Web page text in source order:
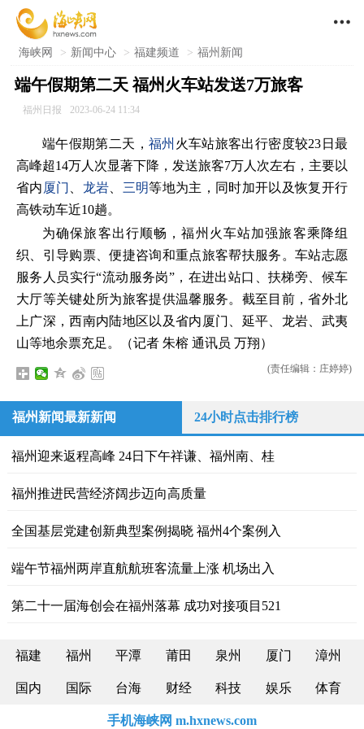

海峡网 > 新闻中心 > 福建频道 > 福州新闻
端午假期第二天 福州火车站发送7万旅客
福州日报 2023-06-24 11:34
端午假期第二天， 福州 火车站旅客出行密度较23日最
高峰超14万人次显著下降，发送旅客7万人次左右，主要以
省内 厦门 龙岩 三明等地为主，同时加开以及恢复开行
高铁动车近10趟。
为确保旅客出行顺畅，福州火车站加强旅客乘降组
织、引导购票、便捷咨询和重点旅客帮扶服务。车站志愿
服务人员实行“流动服务岗”，在进出站口、扶梯旁、候车
大厅等关键处所为旅客提供温馨服务。截至目前，省外北
上广深，西南内陆地区以及省内厦门、延平、龙岩、武夷
山等地余票充足。（记者 朱榕 通讯员 万翔）
(责任编辑：庄婷婷)
福州新闻最新新闻 24小时点击排行榜
福州迎来返程高峰 24日下午祥谦、福州南、桂
福州推进民营经济阔步迈向高质量
全国基层党建创新典型案例揭晓 福州4个案例入
端午节福州两岸直航航班客流量上涨 机场出入
第二十一届海创会在福州落幕 成功对接项目521
福建 福州 平潭 莆田 泉州 厦门 漳州
国内 国际 台海 财经 科技 娱乐 体育
手机海峡网 m.hxnews.com